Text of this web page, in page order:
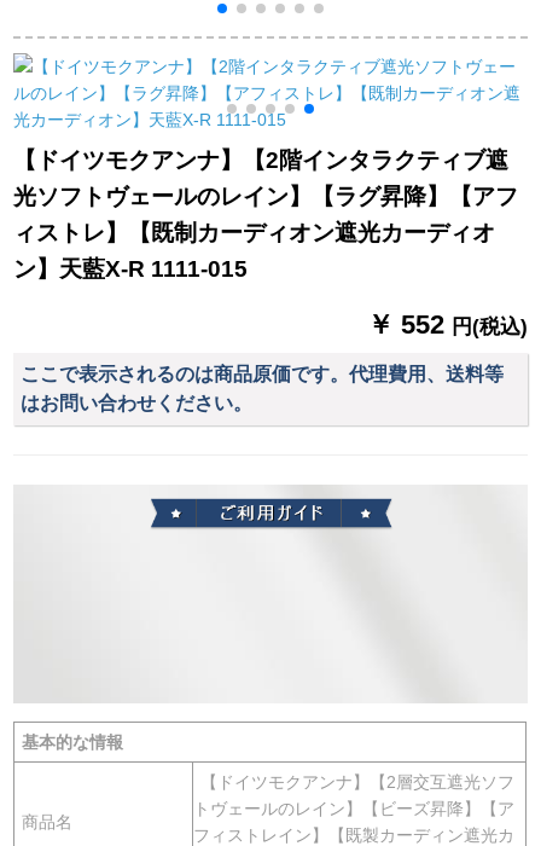
室ベロダ断热カータ
ーテーテ-ン厚い手布
家居リングビン桃の
花2枚*2.7高フルピニ
ング1枚
様オーダカーンの個
性的なテ－ン写真プ
ロ写真風景広告、鹿
金が鹿BF 003完全遮
光オイルアートパッ
ド不要（遮光率
98%）
一体カーラテ无地刺
繍糸カーララテンン
ンンシリーズシリー
シリーズシリーズシ
リーズシリーズ既製
カーンンシステムシ
ステムシステムカー
を无料で短缩しま
【ドイツモクアンナ】【2階インタラクティブ遮
光ソフトヴェールのレイン】【ラグ昇降】【アフ
ィストレ】【既制カーディオン遮光カーディオ
ン】天藍X-R 1111-015
￥ 552 円(税込)
ここで表示されるのは商品原価です。代理費用、送料等
はお問い合わせください。
基本的な情報
商品名
【ドイツモクアンナ】【2層交互遮光ソフ
トヴェールのレイン】【ビーズ昇降】【ア
フィストレイン】【既製カーディン遮光カ